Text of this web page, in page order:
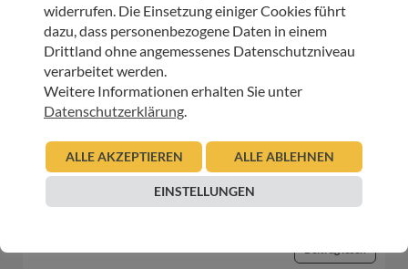
05.08.2025
Marina Baldauf
… immer wieder neu anfangen
16.02.2024
Beitrag lesen
widerrufen. Die Einsetzung einiger Cookies führt
dazu, dass personenbezogene Daten in einem
Drittland ohne angemessenes Datenschutzniveau
verarbeitet werden.
Weitere Informationen erhalten Sie unter
Datenschutzerklärung
ALLE AKZEPTIEREN ALLE ABLEHNEN
EINSTELLUNGEN